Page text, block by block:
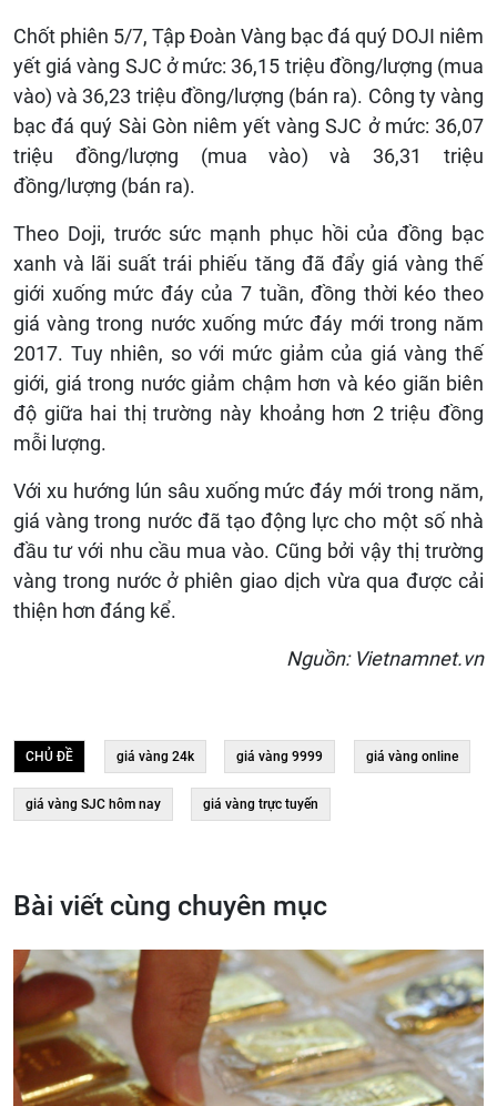
Chốt phiên 5/7, Tập Đoàn Vàng bạc đá quý DOJI niêm
yết giá vàng SJC ở mức: 36,15 triệu đồng/lượng (mua
vào) và 36,23 triệu đồng/lượng (bán ra). Công ty vàng
bạc đá quý Sài Gòn niêm yết vàng SJC ở mức: 36,07
triệu đồng/lượng (mua vào) và 36,31 triệu
đồng/lượng (bán ra).
Theo Doji, trước sức mạnh phục hồi của đồng bạc
xanh và lãi suất trái phiếu tăng đã đẩy giá vàng thế
giới xuống mức đáy của 7 tuần, đồng thời kéo theo
giá vàng trong nước xuống mức đáy mới trong năm
2017. Tuy nhiên, so với mức giảm của giá vàng thế
giới, giá trong nước giảm chậm hơn và kéo giãn biên
độ giữa hai thị trường này khoảng hơn 2 triệu đồng
mỗi lượng.
Với xu hướng lún sâu xuống mức đáy mới trong năm,
giá vàng trong nước đã tạo động lực cho một số nhà
đầu tư với nhu cầu mua vào. Cũng bởi vậy thị trường
vàng trong nước ở phiên giao dịch vừa qua được cải
thiện hơn đáng kể.
Nguồn: Vietnamnet.vn
CHỦ ĐỀ giá vàng 24k giá vàng 9999 giá vàng online
giá vàng SJC hôm nay giá vàng trực tuyến
Bài viết cùng chuyên mục